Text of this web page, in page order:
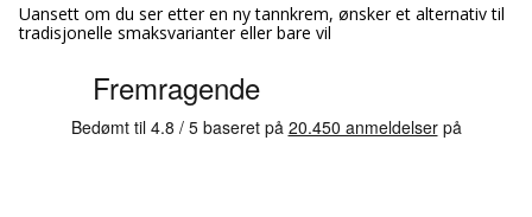
Uansett om du ser etter en ny tannkrem, ønsker et alternativ til
tradisjonelle smaksvarianter eller bare vil